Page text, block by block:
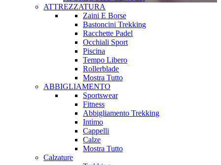
ATTREZZATURA
Zaini E Borse
Bastoncini Trekking
Racchette Padel
Occhiali Sport
Piscina
Tempo Libero
Rollerblade
Mostra Tutto
ABBIGLIAMENTO
Sportswear
Fitness
Abbigliamento Trekking
Intimo
Cappelli
Calze
Mostra Tutto
Calzature